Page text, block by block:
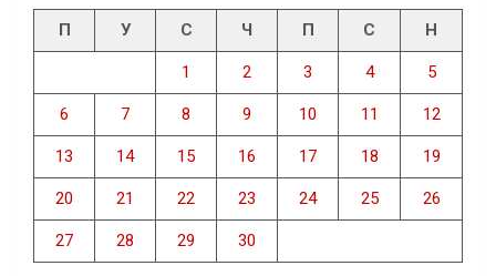
П У С Ч П С Н
1 2 3 4 5
6 7 8 9 10 11 12
13 14 15 16 17 18 19
20 21 22 23 24 25 26
27 28 29 30